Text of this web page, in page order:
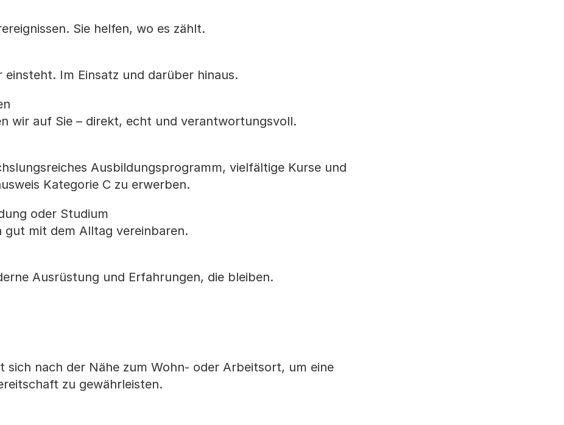
Sie helfen, wo es zählt.
einsteht. Im Einsatz und darüber hinaus.
wir auf Sie – direkt, echt und verantwortungsvoll.
Ausbildungsprogramm, vielfältige Kurse und
Kategorie C zu erwerben.
oder Studium
gut mit dem Alltag vereinbaren.
Ausrüstung und Erfahrungen, die bleiben.
sich nach der Nähe zum Wohn- oder Arbeitsort, um eine
zu gewährleisten.